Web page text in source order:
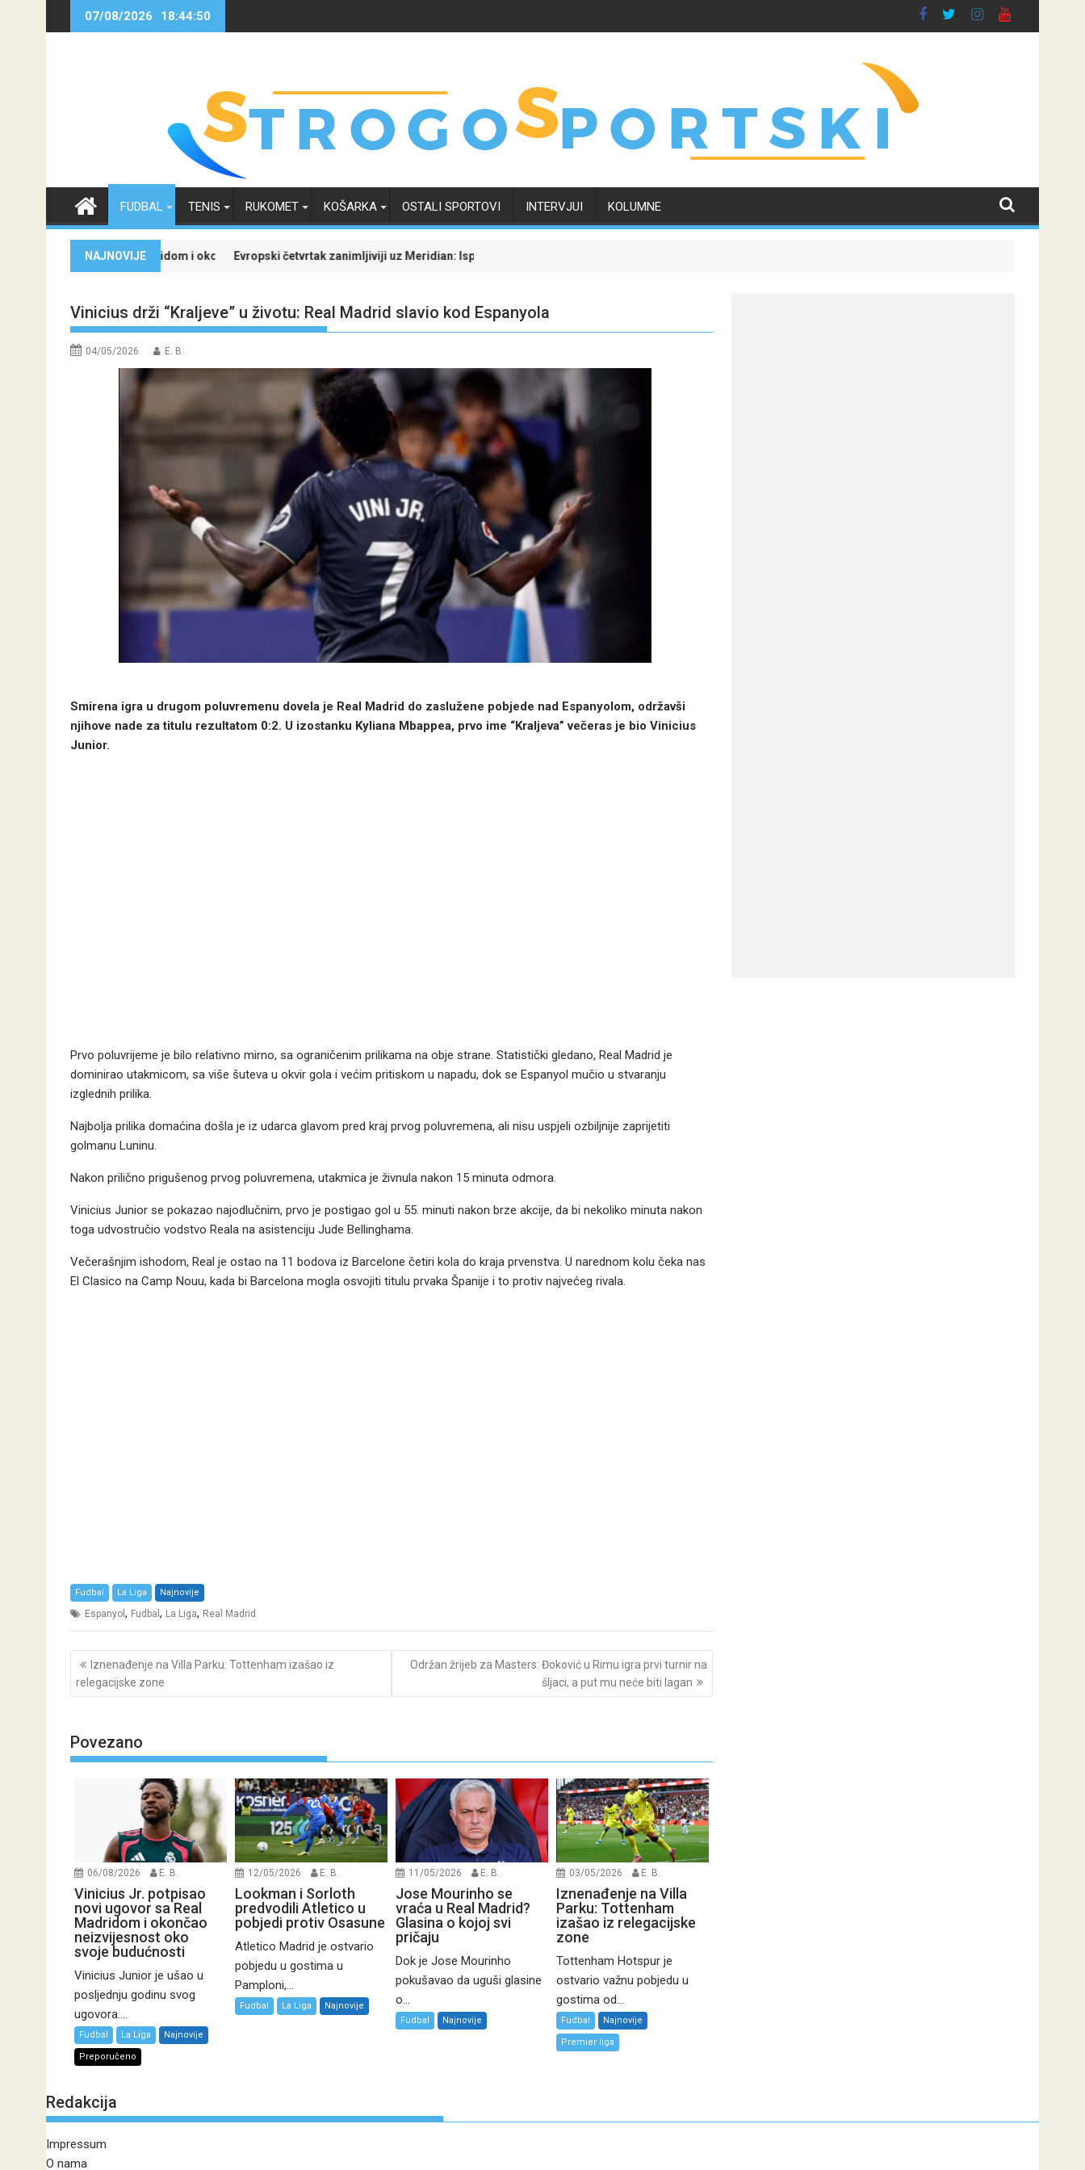
07/08/2026 18:44:51
FUDBAL TENIS RUKOMET KOŠARKA OSTALI SPORTOVI INTERVJUI KOLUMNE
NAJNOVIJE
Real Madridom i okončao neizvijesnost oko svoje budućnosti
Evropski četvrtak zanimljiviji uz Meridian: Isprati borbu za grupnu fazu uz najveće kvoteDinamo uvjerljivom pobjedom savladao Kaunu Žalgiris i učvrstio šanse za kvalifikaciju u Ligu prvaka
Vinicius drži “Kraljeve” u životu: Real Madrid slavio kod Espanyola
04/05/2026 E. B.
Smirena igra u drugom poluvremenu dovela je Real Madrid do zaslužene pobjede nad Espanyolom, održavši
njihove nade za titulu rezultatom 0:2. U izostanku Kyliana Mbappea, prvo ime “Kraljeva” večeras je bio Vinicius
Junior.
Prvo poluvrijeme je bilo relativno mirno, sa ograničenim prilikama na obje strane. Statistički gledano, Real Madrid je
dominirao utakmicom, sa više šuteva u okvir gola i većim pritiskom u napadu, dok se Espanyol mučio u stvaranju
izglednih prilika.
Najbolja prilika domaćina došla je iz udarca glavom pred kraj prvog poluvremena, ali nisu uspjeli ozbiljnije zaprijetiti
golmanu Luninu.
Nakon prilično prigušenog prvog poluvremena, utakmica je živnula nakon 15 minuta odmora.
Vinicius Junior se pokazao najodlučnim, prvo je postigao gol u 55. minuti nakon brze akcije, da bi nekoliko minuta nakon
toga udvostručio vodstvo Reala na asistenciju Jude Bellinghama.
Večerašnjim ishodom, Real je ostao na 11 bodova iz Barcelone četiri kola do kraja prvenstva. U narednom kolu čeka nas
El Clasico na Camp Nouu, kada bi Barcelona mogla osvojiti titulu prvaka Španije i to protiv najvećeg rivala.
Fudbal La Liga Najnovije
Espanyol , Fudbal , La Liga, Real Madrid
Post
navigation
Iznenađenje na Villa Parku: Tottenham izašao iz
relegacijske zone
Održan žrijeb za Masters: Đoković u Rimu igra prvi turnir na
šljaci, a put mu neće biti lagan
Povezano
06/08/2026 E. B.
Vinicius Jr. potpisao
novi ugovor sa Real
Madridom i okončao
neizvijesnost oko
svoje budućnosti
Vinicius Junior je ušao u
posljednju godinu svog
ugovora....
Fudbal La Liga Najnovije
Preporučeno
12/05/2026 E. B.
Lookman i Sorloth
predvodili Atletico u
pobjedi protiv Osasune
Atletico Madrid je ostvario
pobjedu u gostima u
Pamploni,...
Fudbal La Liga Najnovije
11/05/2026 E. B.
Jose Mourinho se
vraća u Real Madrid?
Glasina o kojoj svi
pričaju
Dok je Jose Mourinho
pokušavao da uguši glasine
o...
Fudbal Najnovije
03/05/2026 E. B.
Iznenađenje na Villa
Parku: Tottenham
izašao iz relegacijske
zone
Tottenham Hotspur je
ostvario važnu pobjedu u
gostima od...
Fudbal Najnovije
Premier liga
Redakcija
Impressum
O nama